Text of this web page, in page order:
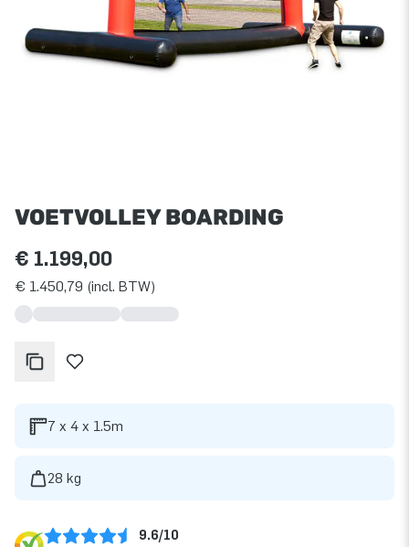
VOETVOLLEY BOARDING
€ 1.199,00
€ 1.450,79 (incl. BTW)
7 x 4 x 1.5m
28 kg
9.6/10